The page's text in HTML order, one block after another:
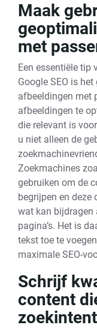
Maak
met
Een essentiële tip
Google SEO is
afbeeldingen met
afbeeldingen te
die relevant is
u niet alleen de
Zoekmachines
gebruiken om de
begrijpen en deze
wat kan bijdragen
pagina’s. Het is
tekst toe te
maximale SEO-
Schrijf
content